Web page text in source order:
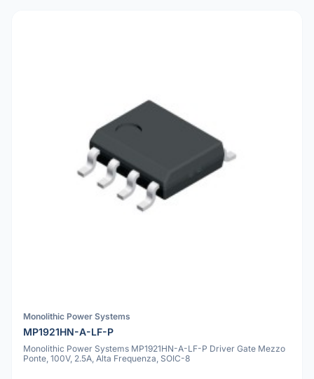
Monolithic Power Systems
MP1921HN-A-LF-P
Monolithic Power Systems MP1921HN-A-LF-P Driver Gate Mezzo
Ponte, 100V, 2.5A, Alta Frequenza, SOIC-8